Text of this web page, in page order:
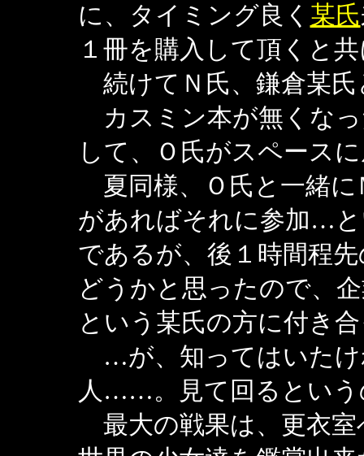
に、タイミング良く 某氏
１冊を購入して頂くと
続けてＮ氏、鎌倉某氏
カスミン本が無くな
して、Ｏ氏がスペース
夏同様、Ｏ氏と一緒に
があればそれに参加…
であるが、後１時間程
どうかと思ったので、
という某氏の方に付き
…が、知ってはいたけ
人……。見て回るという
最大の戦果は、更衣室